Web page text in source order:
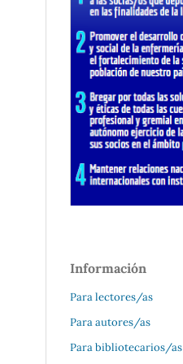
Información
Para lectores/as
Para autores/as
Para bibliotecarios/as